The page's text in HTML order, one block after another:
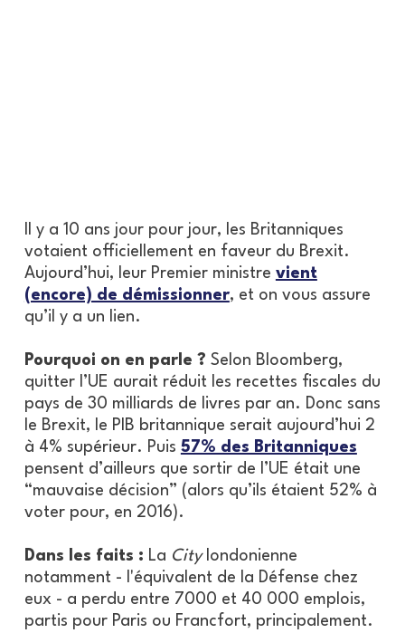
Il y a 10 ans jour pour jour, les Britanniques
votaient officiellement en faveur du Brexit.
Aujourd’hui, leur Premier ministre vient
(encore) de démissionner, et on vous assure
qu’il y a un lien.
Pourquoi on en parle ? Selon Bloomberg,
quitter l’UE aurait réduit les recettes fiscales du
pays de 30 milliards de livres par an. Donc sans
le Brexit, le PIB britannique serait aujourd’hui 2
à 4% supérieur. Puis 57% des Britanniques
pensent d’ailleurs que sortir de l’UE était une
“mauvaise décision” (alors qu’ils étaient 52% à
voter pour, en 2016).
Dans les faits : La Citylondonienne
notamment - l'équivalent de la Défense chez
eux - a perdu entre 7000 et 40 000 emplois,
partis pour Paris ou Francfort, principalement.